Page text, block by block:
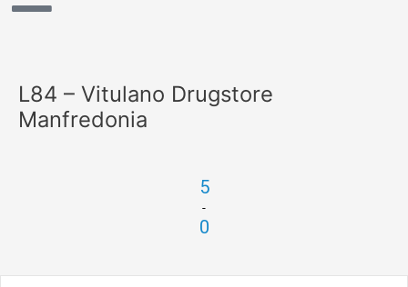
L84 – Vitulano Drugstore
Manfredonia
5
-
0